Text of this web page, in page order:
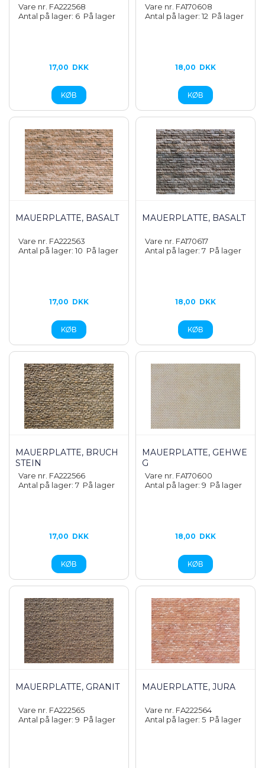
Vare nr. FA222568
Antal på lager: 6 På lager
17,00 DKK
Vare nr. FA170608
Antal på lager: 12 På lager
18,00 DKK
MAUERPLATTE, BASALT
Vare nr. FA222563
Antal på lager: 10 På lager
17,00 DKK
MAUERPLATTE, BASALT
Vare nr. FA170617
Antal på lager: 7 På lager
18,00 DKK
MAUERPLATTE, BRUCH
STEIN
Vare nr. FA222566
Antal på lager: 7 På lager
17,00 DKK
MAUERPLATTE, GEHWE
G
Vare nr. FA170600
Antal på lager: 9 På lager
18,00 DKK
MAUERPLATTE, GRANIT
Vare nr. FA222565
Antal på lager: 9 På lager
MAUERPLATTE, JURA
Vare nr. FA222564
Antal på lager: 5 På lager